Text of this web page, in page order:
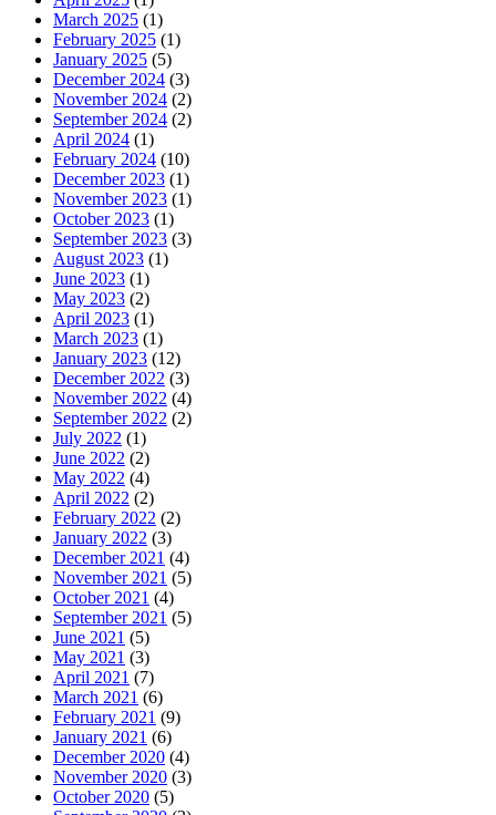
March 2025 (1)
February 2025 (1)
January 2025 (5)
December 2024 (3)
November 2024 (2)
September 2024 (2)
April 2024 (1)
February 2024 (10)
December 2023 (1)
November 2023 (1)
October 2023 (1)
September 2023 (3)
August 2023 (1)
June 2023 (1)
May 2023 (2)
April 2023 (1)
March 2023 (1)
January 2023 (12)
December 2022 (3)
November 2022 (4)
September 2022 (2)
July 2022 (1)
June 2022 (2)
May 2022 (4)
April 2022 (2)
February 2022 (2)
January 2022 (3)
December 2021 (4)
November 2021 (5)
October 2021 (4)
September 2021 (5)
June 2021 (5)
May 2021 (3)
April 2021 (7)
March 2021 (6)
February 2021 (9)
January 2021 (6)
December 2020 (4)
November 2020 (3)
October 2020 (5)